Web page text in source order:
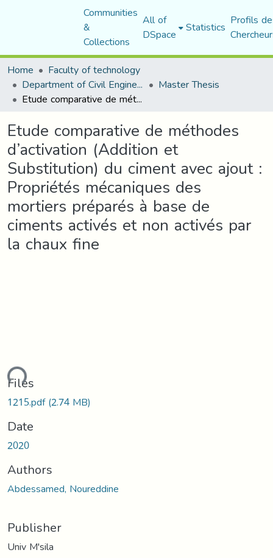
Communities
&
Collections
All of
DSpace Statistics Profils
Home
Faculty of technology
Department of Civil Engineering Master Thesis
Etude comparative de méthodes d’activation (Addition et Substitution) du ciment avec ajout : Propriétés mécaniques des mortiers préparés à base de ciments activés et non activés par la chaux fine
Etude comparative de méthodes
d’activation (Addition et
Substitution) du ciment avec ajout :
Propriétés mécaniques des
mortiers préparés à base de
ciments activés et non activés par
la chaux fine
Files
1215.pdf(2.74 MB)
Date
2020
Authors
Abdessamed, Noureddine
Publisher
Univ M'sila